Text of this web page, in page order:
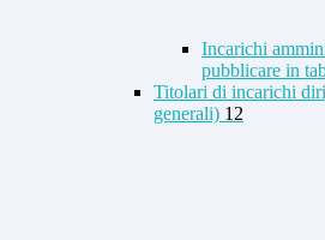
Incarichi
pubblicare in
Titolari di incarichi
generali) 12